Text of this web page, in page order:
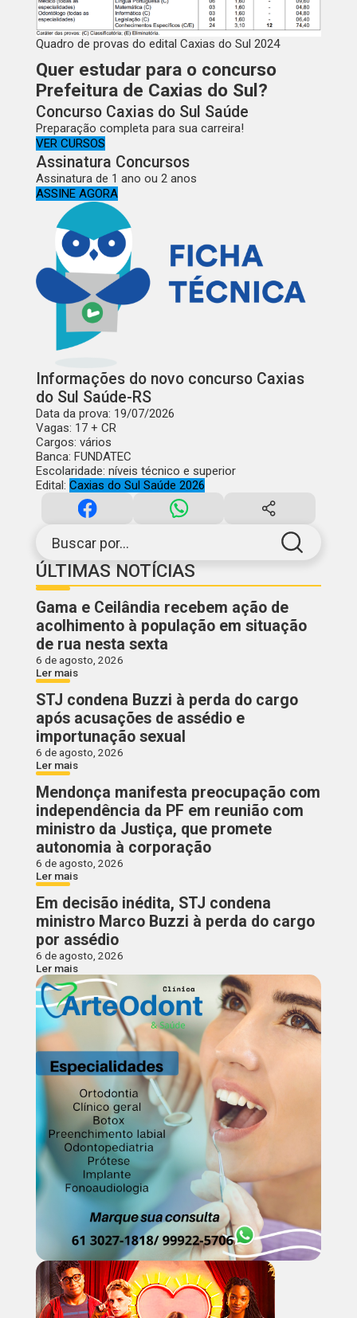
Buscar por...
ÚLTIMAS NOTÍCIAS
Gama e Ceilândia recebem ação de
acolhimento à população em situação
de rua nesta sexta
6 de agosto, 2026
Ler mais
STJ condena Buzzi à perda do cargo
após acusações de assédio e
importunação sexual
6 de agosto, 2026
Ler mais
Mendonça manifesta preocupação com
independência da PF em reunião com
ministro da Justiça, que promete
autonomia à corporação
6 de agosto, 2026
Ler mais
Em decisão inédita, STJ condena
ministro Marco Buzzi à perda do cargo
por assédio
6 de agosto, 2026
Ler mais
Quadro de provas do edital Caxias do Sul 2024
Quer estudar para o concurso
Prefeitura de Caxias do Sul?
Concurso Caxias do Sul Saúde
Preparação completa para sua carreira!
VER CURSOS
Assinatura Concursos
Assinatura de 1 ano ou 2 anos
ASSINE AGORA
Informações do novo concurso Caxias
do Sul Saúde-RS
Data da prova: 19/07/2026
Vagas: 17 + CR
Cargos: vários
Banca: FUNDATEC
Escolaridade: níveis técnico e superior
Edital: Caxias do Sul Saúde 2026